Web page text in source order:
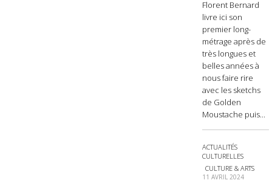
Florent Bernard
livre ici son
premier long-
métrage après de
très longues et
belles années à
nous faire rire
avec les sketchs
de Golden
Moustache puis...
ACTUALITÉS
CULTURELLES
CULTURE & ARTS
11 AVRIL 2024